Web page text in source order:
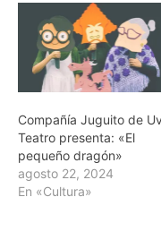
Compañía Juguito de
Teatro presenta: «El
pequeño dragón»
agosto 22, 2024
En «Cultura»